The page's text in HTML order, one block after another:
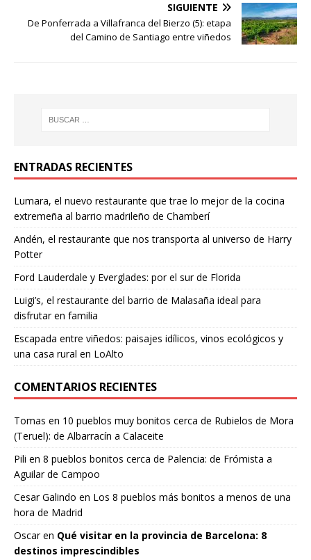
SIGUIENTE
De Ponferrada a Villafranca del Bierzo (5): etapa
del Camino de Santiago entre viñedos
ENTRADAS RECIENTES
Lumara, el nuevo restaurante que trae lo mejor de la cocina
extremeña al barrio madrileño de Chamberí
Andén, el restaurante que nos transporta al universo de Harry
Potter
Ford Lauderdale y Everglades: por el sur de Florida
Luigi’s, el restaurante del barrio de Malasaña ideal para
disfrutar en familia
Escapada entre viñedos: paisajes idílicos, vinos ecológicos y
una casa rural en LoAlto
COMENTARIOS RECIENTES
Tomas en 10 pueblos muy bonitos cerca de Rubielos de Mora
(Teruel): de Albarracín a Calaceite
Pili en 8 pueblos bonitos cerca de Palencia: de Frómista a
Aguilar de Campoo
Cesar Galindo en Los 8 pueblos más bonitos a menos de una
hora de Madrid
Oscaren Qué visitar en la provincia de Barcelona: 8
destinos imprescindibles